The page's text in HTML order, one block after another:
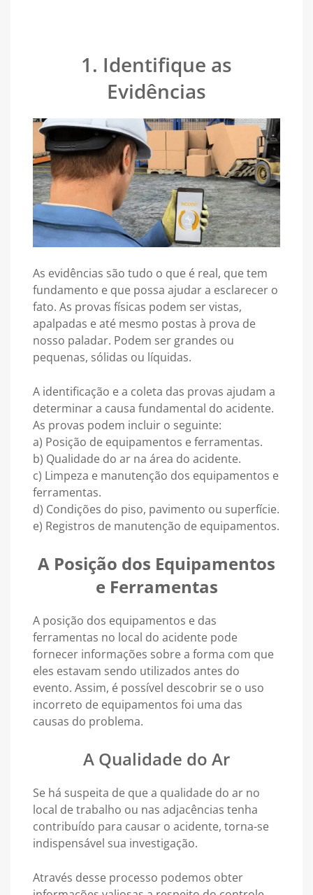
1. Identifique as
Evidências
As evidências são tudo o que é real, que tem
fundamento e que possa ajudar a esclarecer o
fato. As provas físicas podem ser vistas,
apalpadas e até mesmo postas à prova de
nosso paladar. Podem ser grandes ou
pequenas, sólidas ou líquidas.
A identificação e a coleta das provas ajudam a
determinar a causa fundamental do acidente.
As provas podem incluir o seguinte:
a) Posição de equipamentos e ferramentas.
b) Qualidade do ar na área do acidente.
c) Limpeza e manutenção dos equipamentos e
ferramentas.
d) Condições do piso, pavimento ou superfície.
e) Registros de manutenção de equipamentos.
A Posição dos Equipamentos
e Ferramentas
A posição dos equipamentos e das
ferramentas no local do acidente pode
fornecer informações sobre a forma com que
eles estavam sendo utilizados antes do
evento. Assim, é possível descobrir se o uso
incorreto de equipamentos foi uma das
causas do problema.
A Qualidade do Ar
Se há suspeita de que a qualidade do ar no
local de trabalho ou nas adjacências tenha
contribuído para causar o acidente, torna-se
indispensável sua investigação.
Através desse processo podemos obter